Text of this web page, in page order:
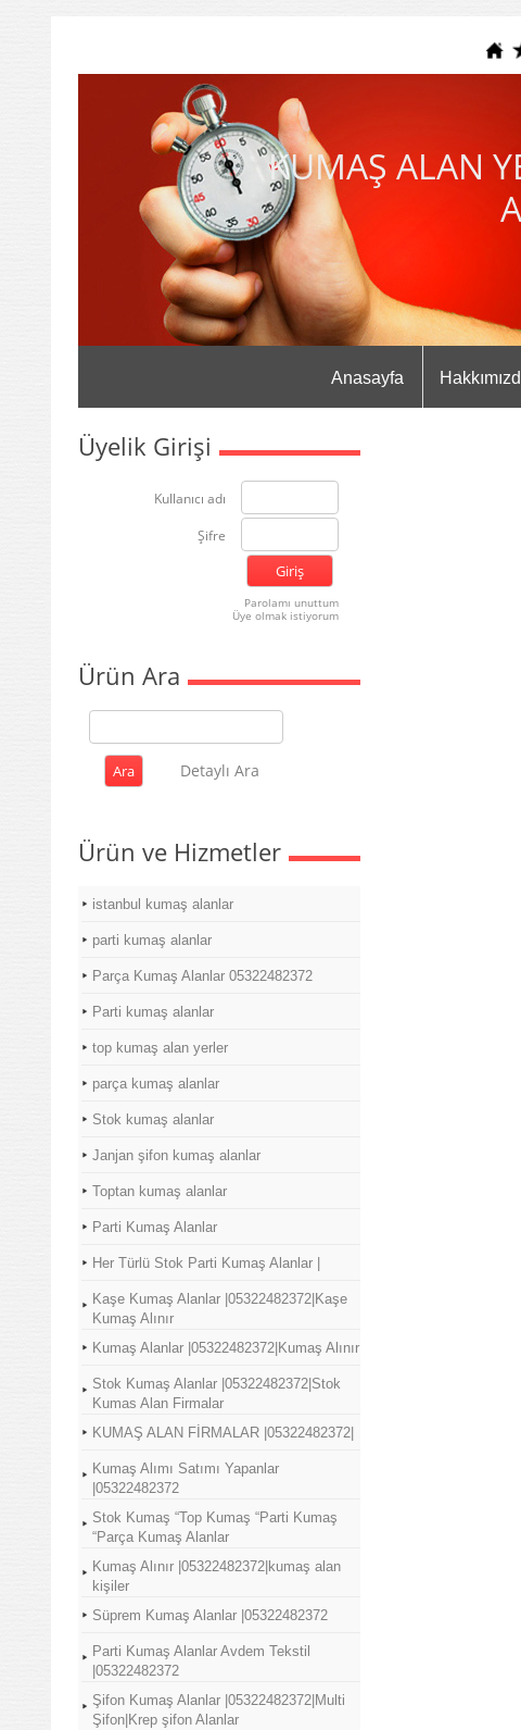
KUMAŞ ALAN
Anasayfa
Üyelik Girişi
Kullanıcı adı
Şifre
Parolamı unuttum
Üye olmak istiyorum
Ürün Ara
Detaylı Ara
Ürün ve Hizmetler
istanbul kumaş alanlar
parti kumaş alanlar
Parça Kumaş Alanlar 05322482372
Parti kumaş alanlar
top kumaş alan yerler
parça kumaş alanlar
Stok kumaş alanlar
Janjan şifon kumaş alanlar
Toptan kumaş alanlar
Parti Kumaş Alanlar
Her Türlü Stok Parti Kumaş Alanlar |
Kaşe Kumaş Alanlar |05322482372|Kaşe
Kumaş Alınır
Kumaş Alanlar |05322482372|Kumaş Alınır
Stok Kumaş Alanlar |05322482372|Stok
Kumas Alan Firmalar
KUMAŞ ALAN FİRMALAR |05322482372|
Kumaş Alımı Satımı Yapanlar
|05322482372
Stok Kumaş “Top Kumaş “Parti Kumaş
“Parça Kumaş Alanlar
Kumaş Alınır |05322482372|kumaş alan
kişiler
Süprem Kumaş Alanlar |05322482372
Parti Kumaş Alanlar Avdem Tekstil
|05322482372
Şifon Kumaş Alanlar |05322482372|Multi
Şifon|Krep şifon Alanlar